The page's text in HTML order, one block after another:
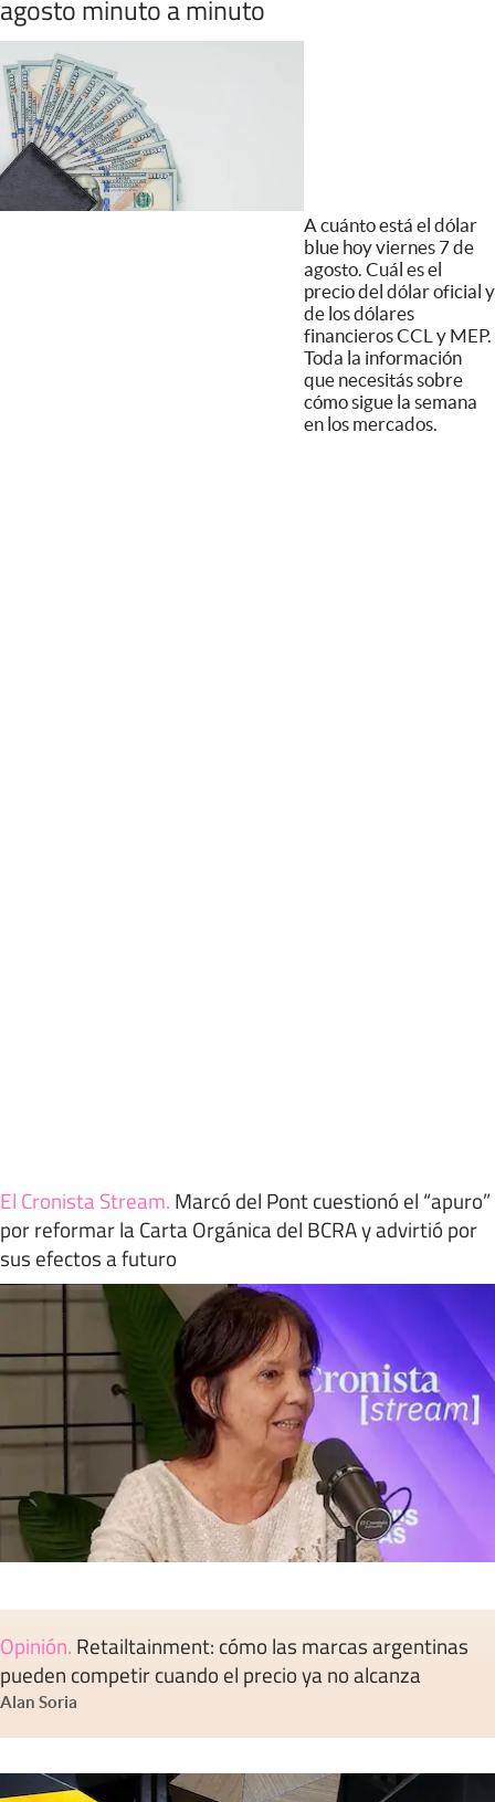
agosto minuto a minuto
A cuánto está el dólar
blue hoy viernes 7 de
agosto. Cuál es el
precio del dólar oficial y
de los dólares
financieros CCL y MEP.
Toda la información
que necesitás sobre
cómo sigue la semana
en los mercados.
El Cronista Stream. Marcó del Pont cuestionó el “apuro”
por reformar la Carta Orgánica del BCRA y advirtió por
sus efectos a futuro
Opinión. Retailtainment: cómo las marcas argentinas
pueden competir cuando el precio ya no alcanza
Alan Soria